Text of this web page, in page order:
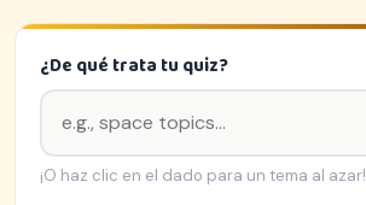
¿De qué trata tu quiz?
¡O haz clic en el dado para un tema al azar!